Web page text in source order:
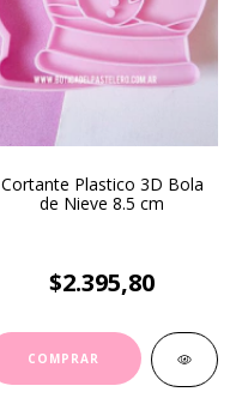
Cortante Plastico 3D Bola
de Nieve 8.5 cm
$2.395,80